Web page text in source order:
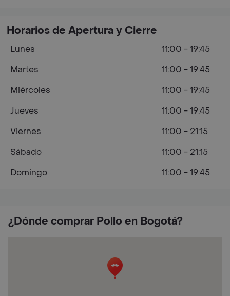
¿Dónde comprar Pollo en Bogotá?
Horarios de Apertura y Cierre
Lunes
11:00 - 19:45
Martes
11:00 - 19:45
Miércoles
11:00 - 19:45
Jueves
11:00 - 19:45
Viernes
11:00 - 21:15
Sábado
11:00 - 21:15
Domingo
11:00 - 19:45